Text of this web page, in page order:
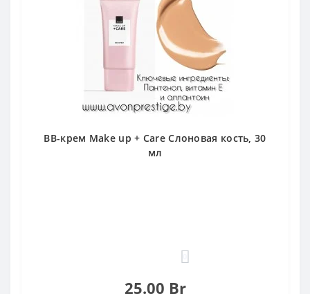
BB-крем Make up + Care Слоновая кость, 30
мл
25.00 Br